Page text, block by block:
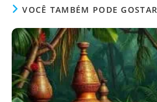
VOCÊ TAMBÉM PODE GOSTAR